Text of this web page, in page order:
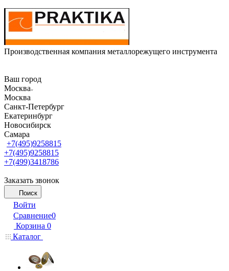
Производственная компания металлорежущего инструмента
Ваш город
Москва
Москва
Санкт-Петербург
Екатеринбург
Новосибирск
Самара
+7(495)9258815
+7(495)9258815
+7(499)3418786
Заказать звонок
Поиск
Войти
Сравнение0
Корзина 0
Каталог